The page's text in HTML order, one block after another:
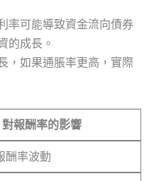
率可能導致資金流向債券
的成長。
，如果通脹率更高，實際
對報酬率的影響
酬率波動